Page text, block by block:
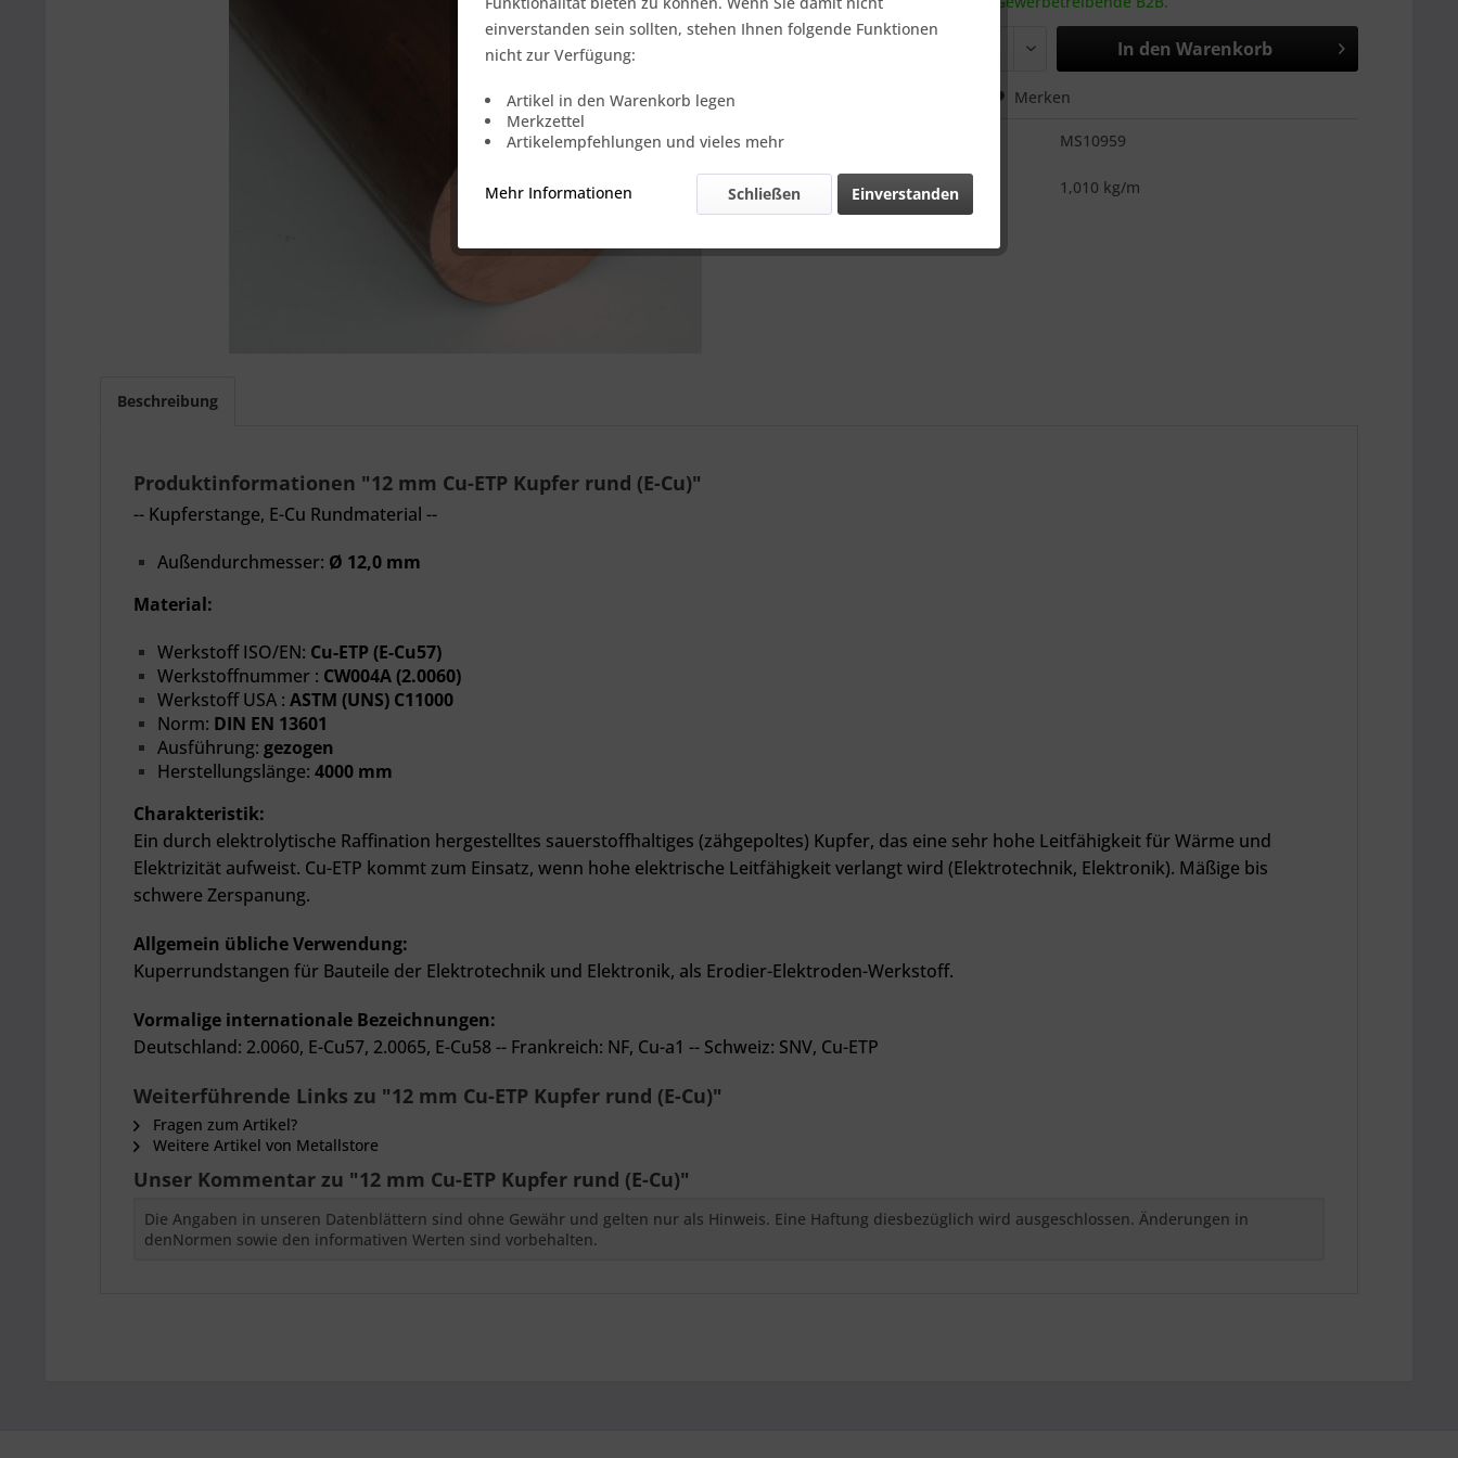
In den Warenkorb
Merken
MS10959
Gewicht::
1,010 kg/m
Beschreibung
Produktinformationen "12 mm Cu-ETP Kupfer rund (E-Cu)"
-- Kupferstange, E-Cu Rundmaterial --
Außendurchmesser: Ø 12,0 mm
Material:
Werkstoff ISO/EN: Cu-ETP (E-Cu57)
Werkstoffnummer : CW004A (2.0060)
Werkstoff USA : ASTM (UNS) C11000
Norm: DIN EN 13601
Ausführung: gezogen
Herstellungslänge: 4000 mm
Charakteristik:
Ein durch elektrolytische Raffination hergestelltes sauerstoffhaltiges (zähgepoltes) Kupfer, das eine sehr hohe Leitfähigkeit für Wärme und
Elektrizität aufweist. Cu-ETP kommt zum Einsatz, wenn hohe elektrische Leitfähigkeit verlangt wird (Elektrotechnik, Elektronik). Mäßige bis
schwere Zerspanung.
Allgemein übliche Verwendung:
Kuperrundstangen für Bauteile der Elektrotechnik und Elektronik, als Erodier-Elektroden-Werkstoff.
Vormalige internationale Bezeichnungen:
Deutschland: 2.0060, E-Cu57, 2.0065, E-Cu58 -- Frankreich: NF, Cu-a1 -- Schweiz: SNV, Cu-ETP
Weiterführende Links zu "12 mm Cu-ETP Kupfer rund (E-Cu)"
Fragen zum Artikel?
Weitere Artikel von Metallstore
Unser Kommentar zu "12 mm Cu-ETP Kupfer rund (E-Cu)"
Die Angaben in unseren Datenblättern sind ohne Gewähr und gelten nur als Hinweis. Eine Haftung diesbezüglich wird ausgeschlossen. Änderungen in
denNormen sowie den informativen Werten sind vorbehalten.
einverstanden sein sollten, stehen Ihnen folgende Funktionen
nicht zur Verfügung:
Artikel in den Warenkorb legen
Merkzettel
Artikelempfehlungen und vieles mehr
Mehr Informationen Einverstanden
Schließen